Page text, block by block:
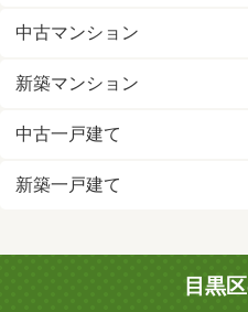
中古マンション
新築マンション
中古一戸建て
新築一戸建て
目黒